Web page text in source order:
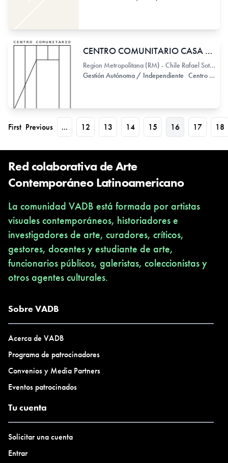
CENTRO COMUNITARIO CASA ROTA
Region Metropolitana (RM) - Chile Rafael Sotomayor 346
Gestión Autónoma / Independiente Centro Cultural
First Previous ... 12 13 14 15 16 17 18
Red colaborativa de Arte
Contemporáneo Latinoamericano
La comunidad VADB está formada por artistas
visuales contemporáneos, historiadores e
investigadores de arte, curadores, críticos,
gestores, docentes y estudiante de arte,
funcionarios públicos, galeristas, coleccionistas y
otros agentes culturales.
Sobre VADB
Acerca de VADB
Programa de patrocinadores
Convenios y Media Partners
Eventos patrocinados
Tu cuenta
Solicitar una cuenta
Entrar